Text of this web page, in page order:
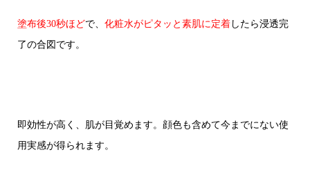
塗布後30秒ほどで、 化粧水がピタッと素肌に定着したら浸透完
了の合図です。
即効性が高く、肌が目覚めます。顔色も含めて今までにない使
用実感が得られます。